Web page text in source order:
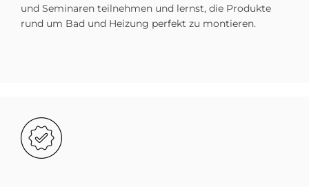
und Seminaren teilnehmen und lernst, die Produkte
rund um Bad und Heizung perfekt zu montieren.
Bild